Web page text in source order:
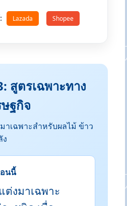
Lazada Shopee
สูตรเฉพาะทาง
ฐกิจ
าเฉพาะสำหรับผลไม้ ข้าว
นนี้
ต่งมาเฉพาะ